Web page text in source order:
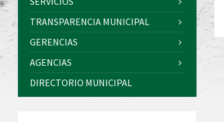
TRANSPARENCIA MUNICIPAL
GERENCIAS
AGENCIAS
DIRECTORIO MUNICIPAL